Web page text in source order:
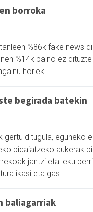
borroka
%86k fake news
%14k baino ez
horiek.
begirada batekin
gertu ditugula, eguneko
bidaiatzeko aukerak
jantzi eta leku
ikasi eta gas…
baliagarriak